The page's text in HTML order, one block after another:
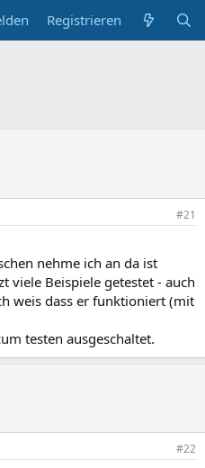
Registrieren
#21
nehme ich an da ist
viele Beispiele getestet - auch
weis dass er funktioniert (mit
testen ausgeschaltet.
#22